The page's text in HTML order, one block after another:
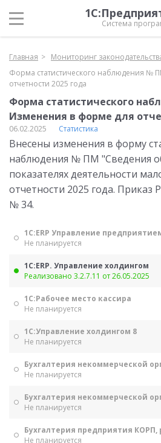
Система
Главная Мониторинг
Форма статистического наблюдения №
отчетности 2025 года
Форма статистического
Изменения в форме для
06.02.2025 Статистика
Внесены изменения в форму
наблюдения № ПМ "Сведения
показателях деятельности
отчетности 2025 года. Приказ
№ 34.
1С:ERP Управление
Не планируется
1С:ERP. Управление холдингом
Реализовано 3.2.7.11 от 26.05.2025
1С:Рабочее место кассира
Не планируется
1С:Управление холдингом 8
Не планируется
Бухгалтерия некоммерческой
Не планируется
Бухгалтерия некоммерческой
Не планируется
Бухгалтерия предприятия КОРП,
Не планируется